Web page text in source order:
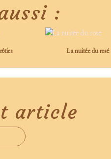
:
La nuitée du rosé
article